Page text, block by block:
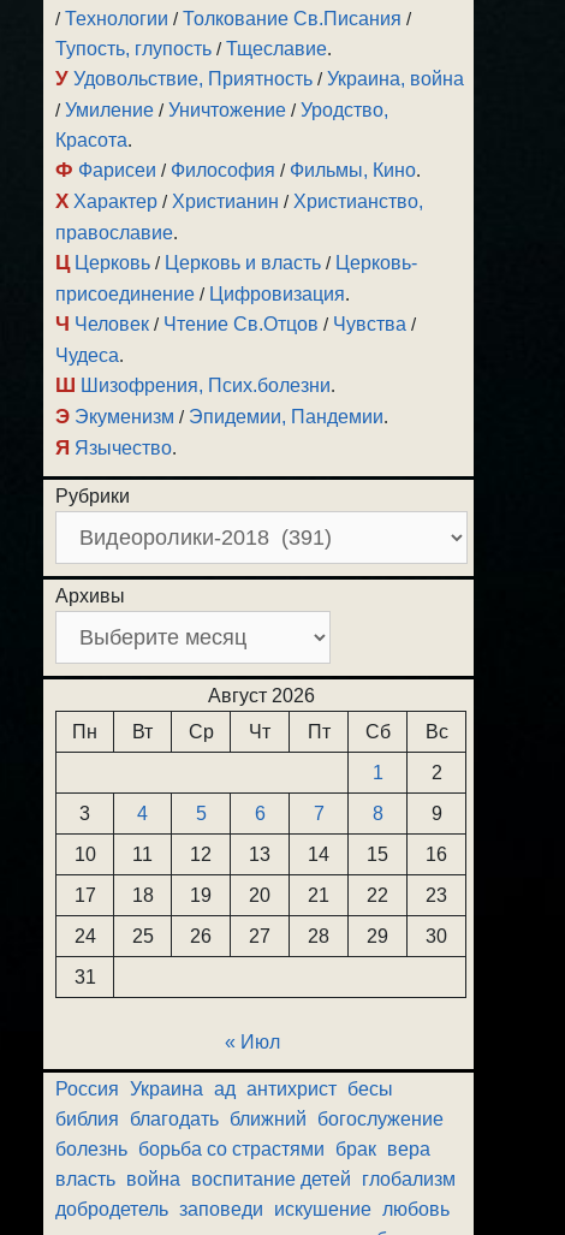
/Технологии /Толкование Св.Писания /
Тупость, глупость /Тщеславие.
У Удовольствие, Приятность /Украина, война
/Умиление /Уничтожение /Уродство,
Красота.
Ф Фарисеи / Философия / Фильмы, Кино.
Х Характер / Христианин / Христианство,
православие.
Ц Церковь / Церковь и власть / Церковь-
присоединение / Цифровизация.
Ч Человек / Чтение Св.Отцов / Чувства /
Чудеса.
Ш Шизофрения, Псих.болезни.
Э Экуменизм / Эпидемии, Пандемии.
Я Язычество.
Рубрики
Архивы
Август 2026
Пн
Вт Ср Чт Пт Сб
Вс
1
2
3
4 5 6 7 8
9
10
11 12 13 14 15
16
17
18 19 20 21 22
23
24
25 26 27 28 29
30
31
« Июл
Россия Украина ад антихрист бесы
библия
благодать ближний
богослужение
болезнь борьба со страстями брак вера
власть война воспитание детей
глобализм
добродетель заповеди искушение любовь